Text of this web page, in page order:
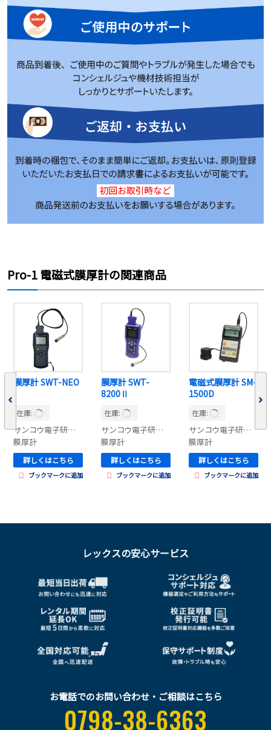
Pro-1 電磁式膜厚計の関連商品
膜厚計 SWT-NEO
在庫:
サンコウ電子研究所
膜厚計
詳しくはこちら
ブックマークに追加
膜厚計 SWT-
8200Ⅱ
在庫:
サンコウ電子研究所
膜厚計
詳しくはこちら
ブックマークに追加
電磁式膜厚計 SM-
1500D
在庫:
サンコウ電子研究所
膜厚計
詳しくはこちら
ブックマークに追加
レックスの安心サービス
お電話でのお問い合わせ・ご相談はこちら
0798-38-6363